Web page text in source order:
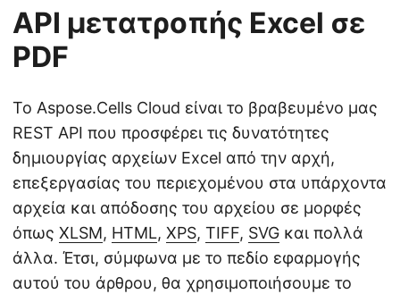
API μετατροπής Excel σε
PDF
Το Aspose.Cells Cloud είναι το βραβευμένο μας
REST API που προσφέρει τις δυνατότητες
δημιουργίας αρχείων Excel από την αρχή,
επεξεργασίας του περιεχομένου στα υπάρχοντα
αρχεία και απόδοσης του αρχείου σε μορφές
όπως XLSM, HTML, XPS, TIFF, SVG και πολλά
άλλα. Έτσι, σύμφωνα με το πεδίο εφαρμογής
αυτού του άρθρου, θα χρησιμοποιήσουμε το